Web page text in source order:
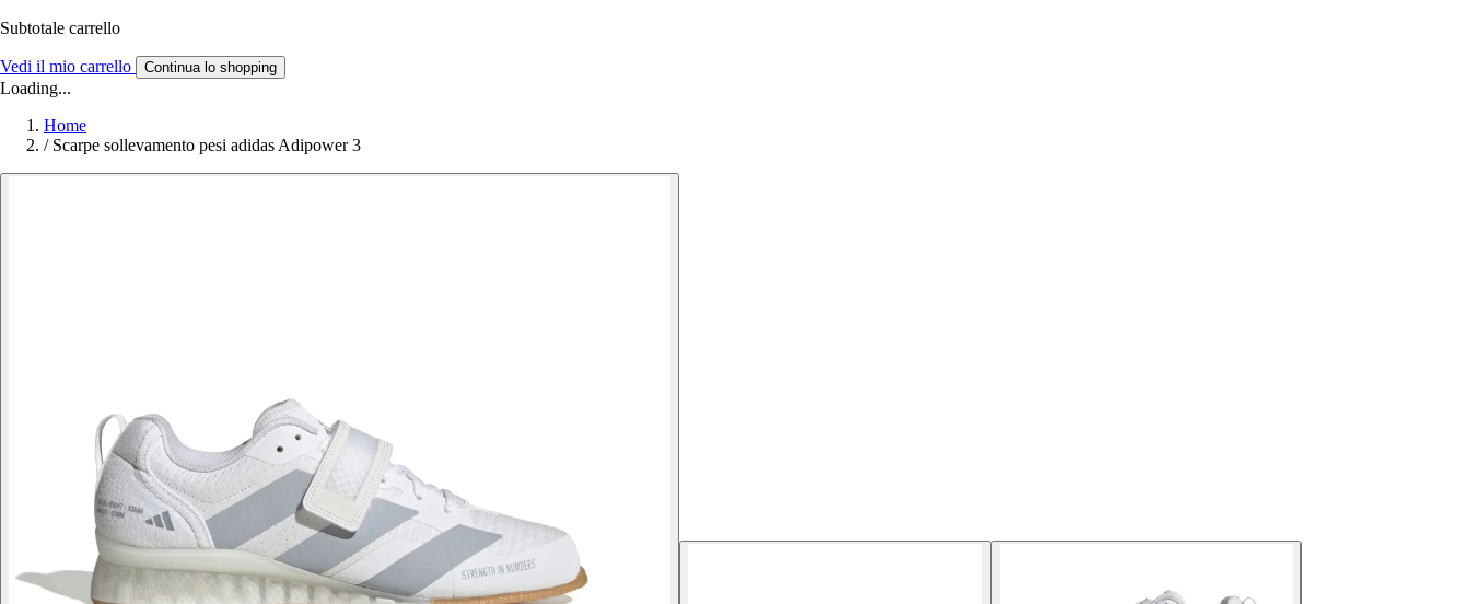
Subtotale carrello
Vedi il mio carrello Continua lo shopping
Loading...
Home
/ Scarpe sollevamento pesi adidas Adipower 3